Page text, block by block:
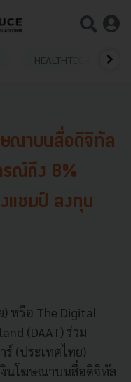
HEALTHTECH
ษณาบนสื่อดิจิทัล
รณ์ถึง 8%
แชมป์ ลงทุน
หรือ The Digital
(DAAT) ร่วม
(ประเทศไทย)
งินโฆษณาบนสื่อดิจิทัล